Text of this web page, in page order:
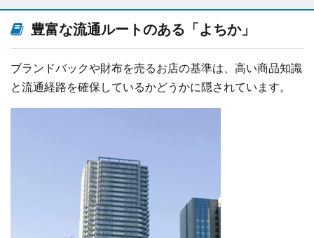
豊富な流通ルートのある「よちか」
ブランドバックや財布を売るお店の基準は、高い商品知識
と流通経路を確保しているかどうかに隠されています。